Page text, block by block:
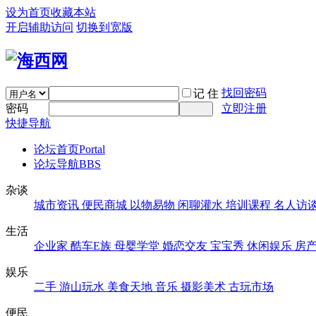
设为首页收藏本站
开启辅助访问 切换到宽版
记 住 找回密码
密码
立即注册
快捷导航
论坛首页Portal
论坛导航BBS
杂谈
城市资讯 便民商城 以物易物 闲聊灌水 培训课程 名人访
生活
企业家 酷车E族 母婴学堂 婚恋交友 宝宝秀 休闲娱乐 房
娱乐
二手 游山玩水 美食天地 音乐 摄影美术 古玩市场
便民